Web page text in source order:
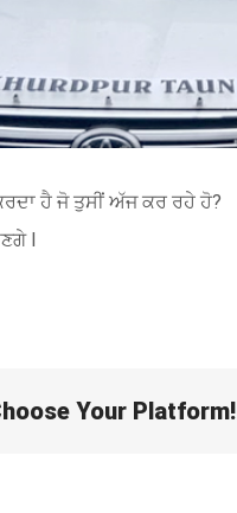
ਹੈ ਜੋ ਤੁਸੀਂ ਅੱਜ ਕਰ ਰਹੇ ਹੋ?
l
Your Platform!